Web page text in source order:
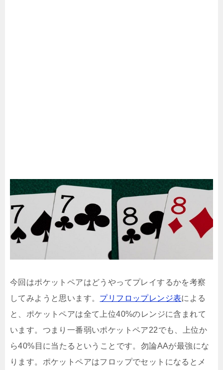
今回はポケットペアはどうやってプレイするかを考察
してみようと思います。 プリフロップレンジ表による
と、ポケットペアは全て上位40%のレンジに含まれて
います。つまり一番弱いポケットペア22でも、上位か
ら40%目に当たるということです。勿論AAが最強にな
ります。ポケットペアはフロップでセットになるとメ